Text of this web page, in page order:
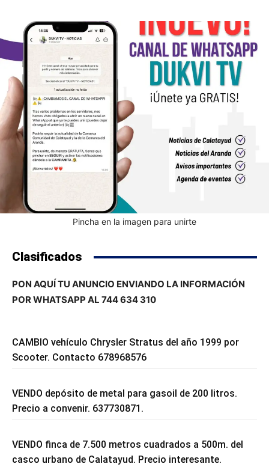
Pincha en la imagen para unirte
Clasificados
PON AQUÍ TU ANUNCIO ENVIANDO LA INFORMACIÓN
POR WHATSAPP AL 744 634 310
CAMBIO vehículo Chrysler Stratus del año 1999 por
Scooter. Contacto 678968576
VENDO depósito de metal para gasoil de 200 litros.
Precio a convenir. 637730871.
VENDO finca de 7.500 metros cuadrados a 500m. del
casco urbano de Calatayud. Precio interesante.